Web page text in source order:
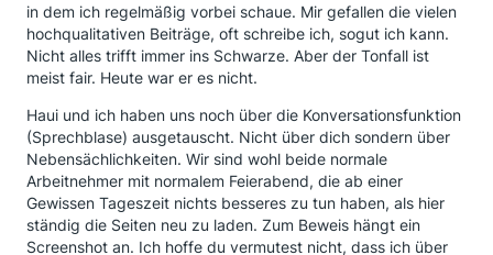
in dem ich regelmäßig vorbei schaue. Mir gefallen die vielen
hochqualitativen Beiträge, oft schreibe ich, sogut ich kann.
Nicht alles trifft immer ins Schwarze. Aber der Tonfall ist
meist fair. Heute war er es nicht.
Haui und ich haben uns noch über die Konversationsfunktion
(Sprechblase) ausgetauscht. Nicht über dich sondern über
Nebensächlichkeiten. Wir sind wohl beide normale
Arbeitnehmer mit normalem Feierabend, die ab einer
Gewissen Tageszeit nichts besseres zu tun haben, als hier
ständig die Seiten neu zu laden. Zum Beweis hängt ein
Screenshot an. Ich hoffe du vermutest nicht, dass ich über